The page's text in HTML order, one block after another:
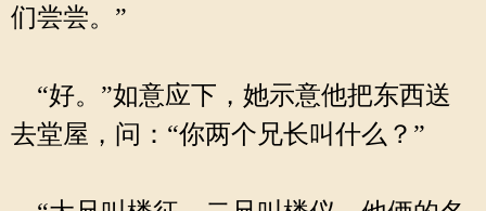
们尝尝。”
“好。”如意应下，她示意他把东西送
去堂屋，问：“你两个兄长叫什么？”